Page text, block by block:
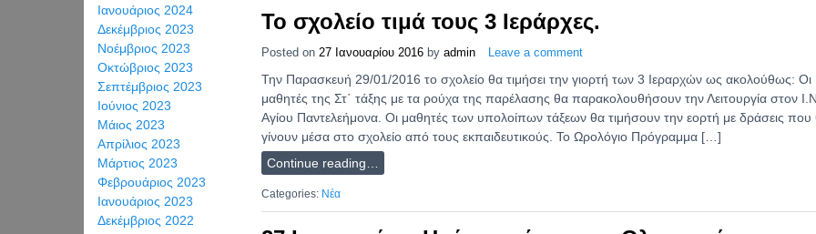
To σχολείο τιμά τους 3 Ιεράρχες.
Posted on 27 Ιανουαρίου 2016 by admin Leave a comment
Την Παρασκευή 29/01/2016 το σχολείο θα τιμήσει την γιορτή των 3 Ιεραρχών ως ακολούθως: Οι
μαθητές της Στ΄ τάξης με τα ρούχα της παρέλασης θα παρακολουθήσουν την Λειτουργία στον
Αγίου Παντελεήμονα. Οι μαθητές των υπολοίπων τάξεων θα τιμήσουν την εορτή με δράσεις που
γίνουν μέσα στο σχολείο από τους εκπαιδευτικούς. Το Ωρολόγιο Πρόγραμμα […]
Continue reading…
Categories: Νέα
Ιανουάριος 2024
Δεκέμβριος 2023
Νοέμβριος 2023
Οκτώβριος 2023
Σεπτέμβριος 2023
Ιούνιος 2023
Μάιος 2023
Απρίλιος 2023
Μάρτιος 2023
Φεβρουάριος 2023
Ιανουάριος 2023
Δεκέμβριος 2022